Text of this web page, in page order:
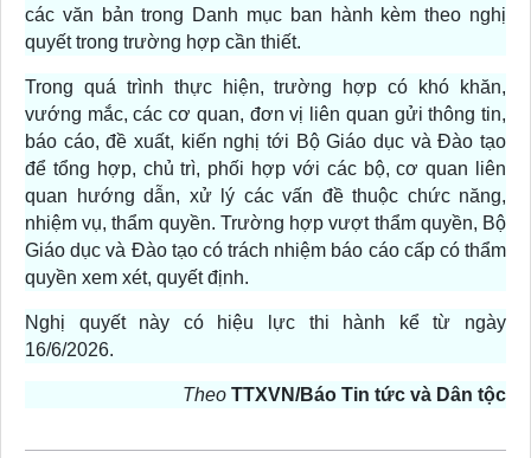
các văn bản trong Danh mục ban hành kèm theo nghị
quyết trong trường hợp cần thiết.
Trong quá trình thực hiện, trường hợp có khó khăn,
vướng mắc, các cơ quan, đơn vị liên quan gửi thông tin,
báo cáo, đề xuất, kiến nghị tới Bộ Giáo dục và Đào tạo
để tổng hợp, chủ trì, phối hợp với các bộ, cơ quan liên
quan hướng dẫn, xử lý các vấn đề thuộc chức năng,
nhiệm vụ, thẩm quyền. Trường hợp vượt thẩm quyền, Bộ
Giáo dục và Đào tạo có trách nhiệm báo cáo cấp có thẩm
quyền xem xét, quyết định.
Nghị quyết này có hiệu lực thi hành kể từ ngày
16/6/2026.
Theo TTXVN/Báo Tin tức và Dân tộc